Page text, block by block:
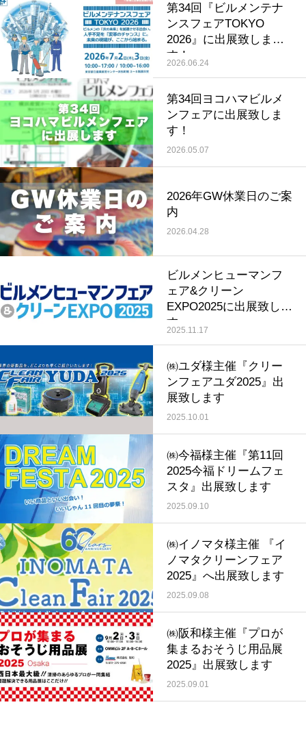
第34回『ビルメンテナ
ンスフェアTOKYO
2026』に出展致しま
す！
2026.06.24
第34回ヨコハマビルメ
ンフェアに出展致しま
す！
2026.05.07
2026年GW休業日のご案
内
2026.04.28
ビルメンヒューマンフ
ェア&クリーン
EXPO2025に出展致しま
す
2025.11.17
㈱ユダ様主催『クリー
ンフェアユダ2025』出
展致します
2025.10.01
㈱今福様主催『第11回
2025今福ドリームフェ
スタ』出展致します
2025.09.10
㈱イノマタ様主催 『イ
ノマタクリーンフェア
2025』へ出展致します
2025.09.08
㈱阪和様主催『プロが
集まるおそうじ用品展
2025』出展致します
2025.09.01